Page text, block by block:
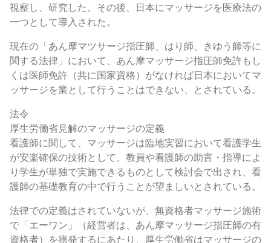
視察し、研究した。その後、日本にマッサージを医療法の
一つとして導入された。
現在の「あん摩マツサージ指圧師、はり師、きゆう師等に
関する法律」において、あん摩マッサージ指圧師免許もし
くは医師免許（共に国家資格）がなければ日本においてマ
ッサージを業として行うことはできない、とされている。
法令
厚生労働省見解のマッサージの定義
看護師に関して、マッサージは臨地実習において看護学生
が安楽確保の技術として、教員や看護師の助言・指導によ
り学生が単独で実施できるものとして検討会で出され、看
護師の基礎教育の中で行うことが望ましいとされている。
法律での定義はされていないが、無資格者マッサージ施術
で「エーワン」（経営者は、あん摩マッサージ指圧師の有
資格者）を摘発するにあたり、厚生労働省はマッサージの